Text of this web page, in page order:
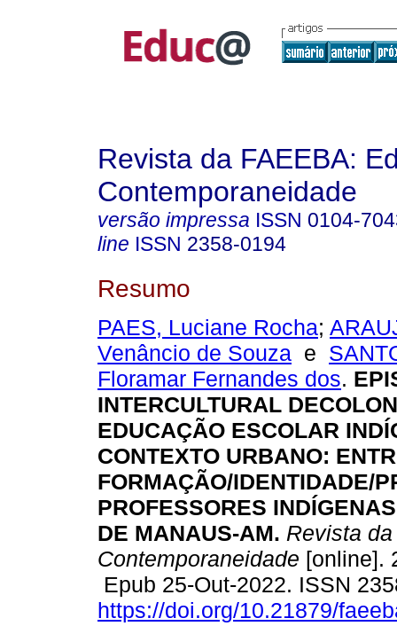
Revista da FAEEBA:
Contemporaneidade
versão impressa ISSN 0104-
line ISSN 2358-0194
Resumo
PAES, Luciane Rocha;
Venâncio de Souza e
Floramar Fernandes dos.
INTERCULTURAL
EDUCAÇÃO ESCOLAR
CONTEXTO URBANO:
FORMAÇÃO/IDENTIDADE/
PROFESSORES
DE MANAUS-AM. Revista
Contemporaneidade [online].
Epub 25-Out-2022. ISSN
https://doi.org/10.21879/